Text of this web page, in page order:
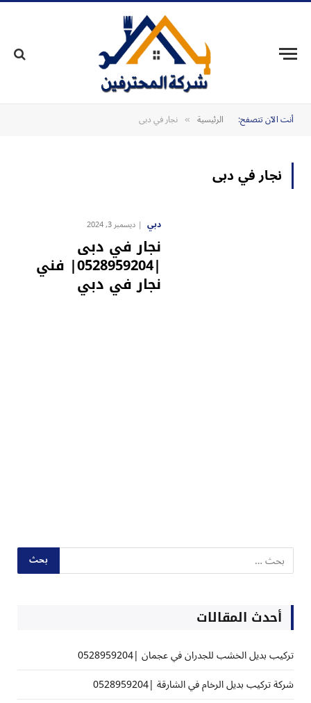
أنت الآن تتصفح: الرئيسية » نجار في دبى
نجار في دبى
دبي ديسمبر 3, 2024
نجار في دبى
|0528959204| فني
نجار في دبي
أحدث المقالات
تركيب بديل الخشب للجدران في عجمان |0528959204
شركة تركيب بديل الرخام في الشارقة |0528959204